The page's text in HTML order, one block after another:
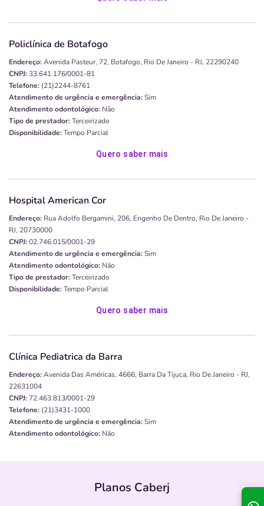
Policlínica de Botafogo
Endereço:Avenida Pasteur, 72, Botafogo, Rio De Janeiro - RJ, 22290240
CNPJ:33.641.176/0001-81
Telefone: (21)2244-8761
Atendimento de urgência e emergência:Sim
Atendimento odontológico: Não
Tipo de prestador:Terceirizado
Disponibilidade:Tempo Parcial
Quero saber mais
Hospital American Cor
Endereço: Rua Adolfo Bergamini, 206, Engenho De Dentro, Rio De Janeiro -
RJ, 20730000
CNPJ:02.746.015/0001-29
Atendimento de urgência e emergência:Sim
Atendimento odontológico: Não
Tipo de prestador:Terceirizado
Disponibilidade:Tempo Parcial
Quero saber mais
Clínica Pediatrica da Barra
Endereço:Avenida Das Américas, 4666, Barra Da Tijuca, Rio De Janeiro - RJ,
22631004
CNPJ: 72.463.813/0001-29
Telefone: (21)3431-1000
Atendimento de urgência e emergência:Sim
Atendimento odontológico: Não
Planos Caberj